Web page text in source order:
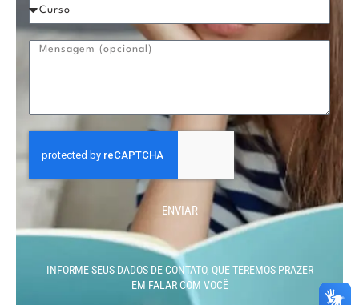
ENVIAR
INFORME SEUS DADOS DE CONTATO, QUE TEREMOS PRAZER
EM FALAR COM VOCÊ